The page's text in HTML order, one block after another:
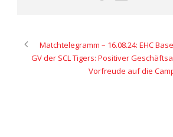
Matchtelegramm – 16.08.24: EHC
GV der SCL Tigers: Positiver
Vorfreude auf die